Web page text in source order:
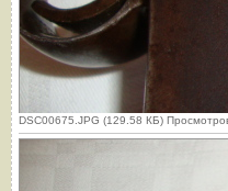
DSC00675.JPG (129.58 КБ)